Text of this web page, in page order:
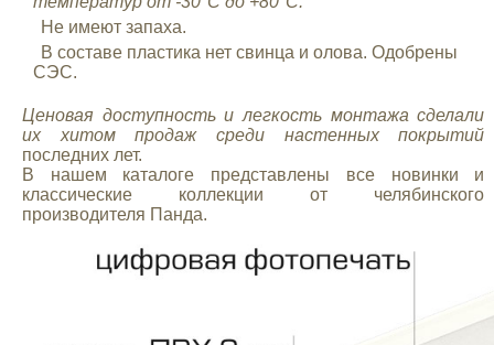
Не имеют запаха.
В составе пластика нет свинца и олова. Одобрены
СЭС.
Ценовая доступность и легкость монтажа сделали
их хитом продаж среди настенных покрытий
последних лет.
В нашем каталоге представлены все новинки и
классические коллекции от челябинского
производителя Панда.